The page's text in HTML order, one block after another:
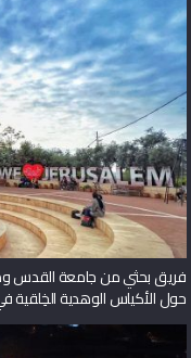
فريق بحثي من جامعة القدس
حول الأكياس الوهدية الخِلقية